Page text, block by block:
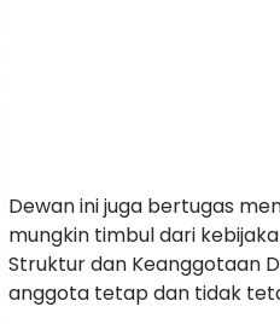
Dewan ini juga bertugas
mungkin timbul dari
Struktur dan Keanggotaan
anggota tetap dan tidak